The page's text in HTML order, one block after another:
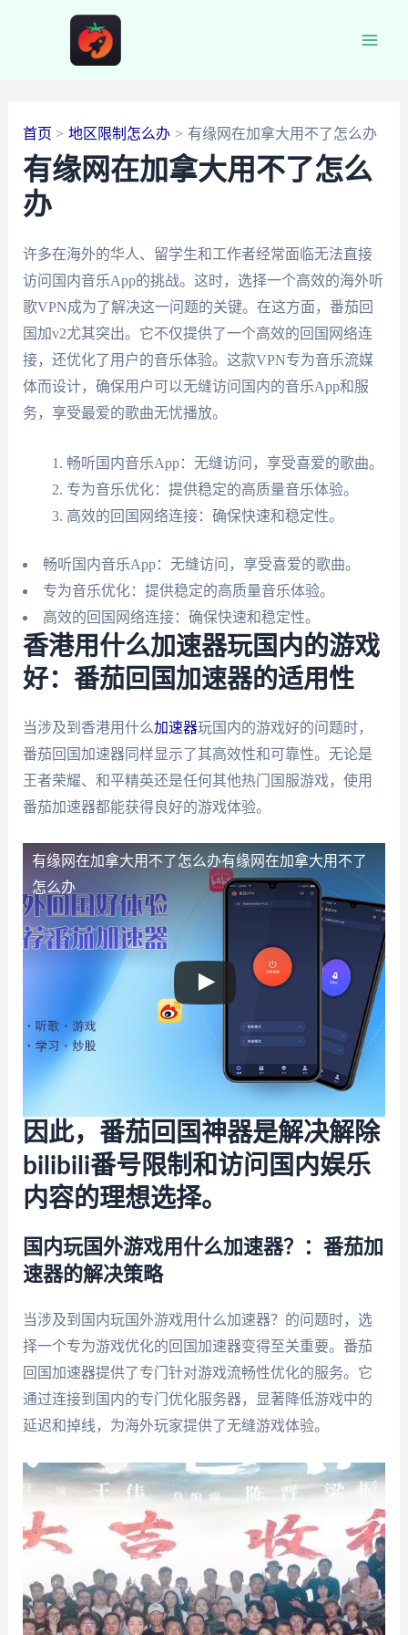
首页 地区限制怎么办 有缘网在加拿大用不了怎么办
有缘网在加拿大用不了怎么
办
许多在海外的华人、留学生和工作者经常面临无法直接
访问国内音乐App的挑战。这时，选择一个高效的海外听
歌VPN成为了解决这一问题的关键。在这方面，番茄回
国加v2尤其突出。它不仅提供了一个高效的回国网络连
接，还优化了用户的音乐体验。这款VPN专为音乐流媒
体而设计，确保用户可以无缝访问国内的音乐App和服
务，享受最爱的歌曲无忧播放。
畅听国内音乐App：无缝访问，享受喜爱的歌曲。
专为音乐优化：提供稳定的高质量音乐体验。
高效的回国网络连接：确保快速和稳定性。
畅听国内音乐App：无缝访问，享受喜爱的歌曲。
专为音乐优化：提供稳定的高质量音乐体验。
高效的回国网络连接：确保快速和稳定性。
香港用什么加速器玩国内的游戏
好：番茄回国加速器的适用性
当涉及到香港用什么加速器玩国内的游戏好的问题时，
番茄回国加速器同样显示了其高效性和可靠性。无论是
王者荣耀、和平精英还是任何其他热门国服游戏，使用
番茄加速器都能获得良好的游戏体验。
有缘网在加拿大用不了怎么办有缘网在加拿大用不了
怎么办
因此，番茄回国神器是解决解除
bilibili番号限制和访问国内娱乐
内容的理想选择。
国内玩国外游戏用什么加速器？：番茄加
速器的解决策略
当涉及到国内玩国外游戏用什么加速器？的问题时，选
择一个专为游戏优化的回国加速器变得至关重要。番茄
回国加速器提供了专门针对游戏流畅性优化的服务。它
通过连接到国内的专门优化服务器，显著降低游戏中的
延迟和掉线，为海外玩家提供了无缝游戏体验。